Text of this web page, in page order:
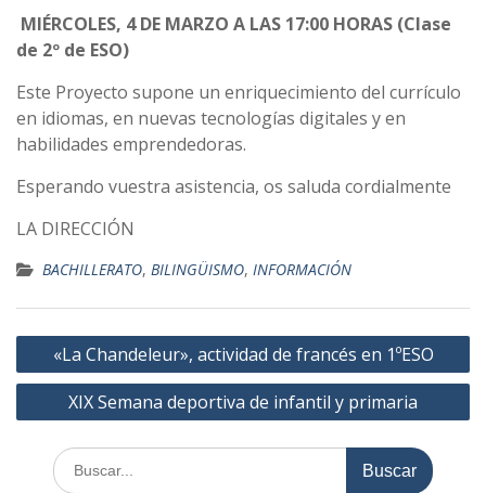
MIÉRCOLES, 4 DE MARZO A LAS 17:00 HORAS (Clase
de 2º de ESO)
Este Proyecto supone un enriquecimiento del currículo
en idiomas, en nuevas tecnologías digitales y en
habilidades emprendedoras.
Esperando vuestra asistencia, os saluda cordialmente
LA DIRECCIÓN
BACHILLERATO, BILINGÜISMO, INFORMACIÓN
Navegación
de
entradas
«La Chandeleur», actividad de francés en 1ºESO
XIX Semana deportiva de infantil y primaria
Buscar: